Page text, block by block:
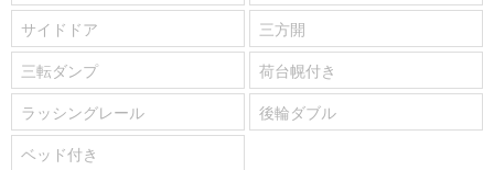
サイドドア
三方開
三転ダンプ
荷台幌付き
ラッシングレール
後輪ダブル
ベッド付き